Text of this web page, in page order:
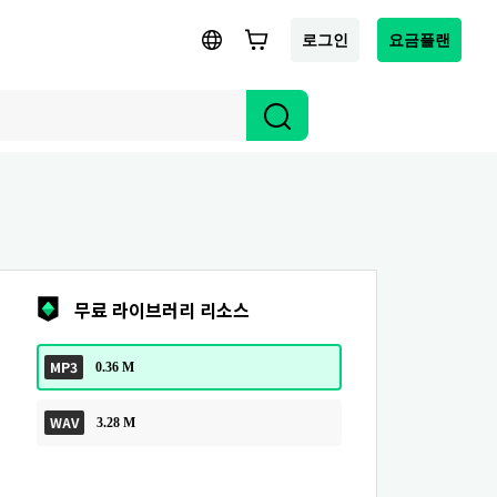
로그인 요금플랜
무료 라이브러리 리소스
MP3 0.36 M
WAV 3.28 M